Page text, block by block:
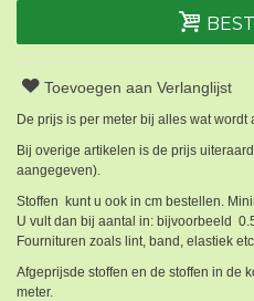
Toevoegen aan Verlanglijst
De prijs is per meter bij alles wat wordt
Bij overige artikelen is de prijs
aangegeven).
Stoffen kunt u ook in cm bestellen.
U vult dan bij aantal in: bijvoorbeeld
Fournituren zoals lint, band, elastiek
Afgeprijsde stoffen en de stoffen in de
meter.